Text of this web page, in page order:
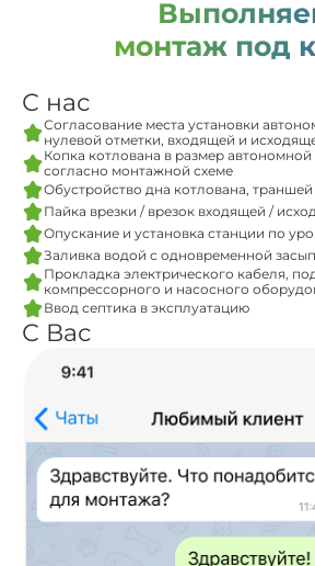
монтаж под
С нас
Согласование места установки
нулевой отметки, входящей и
Копка котлована в размер автономной
согласно монтажной схеме
Обустройство дна котлована, траншей
Пайка врезки / врезок входящей /
Опускание и установка станции по
Заливка водой с одновременной
Прокладка электрического кабеля,
компрессорного и насосного
Ввод септика в эксплуатацию
С Вас